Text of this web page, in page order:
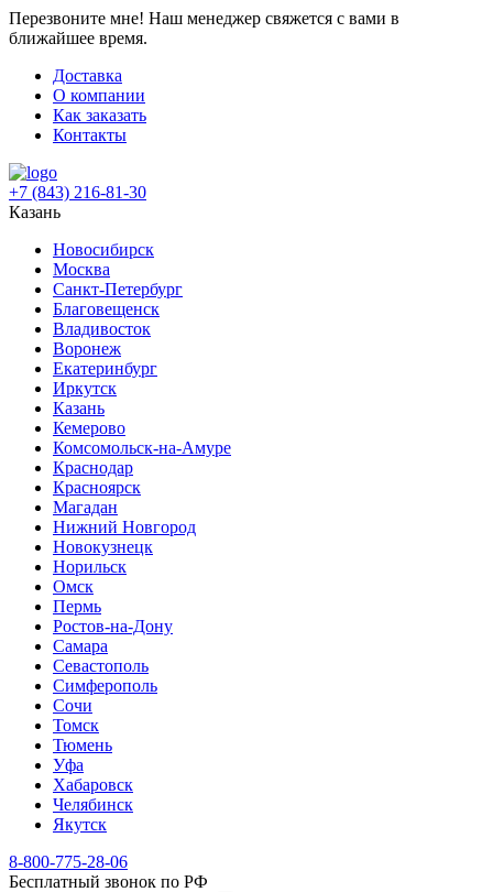
Перезвоните мне! Наш менеджер свяжется с вами в
ближайшее время.
Доставка
О компании
Как заказать
Контакты
+7 (843) 216-81-30
Казань
Новосибирск
Москва
Санкт-Петербург
Благовещенск
Владивосток
Воронеж
Екатеринбург
Иркутск
Казань
Кемерово
Комсомольск-на-Амуре
Краснодар
Красноярск
Магадан
Нижний Новгород
Новокузнецк
Норильск
Омск
Пермь
Ростов-на-Дону
Самара
Севастополь
Симферополь
Сочи
Томск
Тюмень
Уфа
Хабаровск
Челябинск
Якутск
8-800-775-28-06
Бесплатный звонок по РФ